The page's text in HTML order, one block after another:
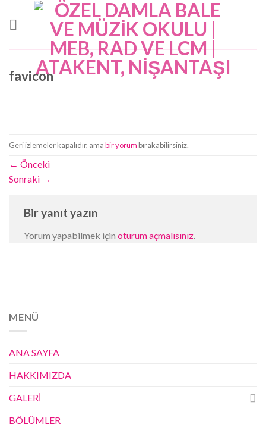
favicon
Geri izlemeler kapalıdır, amabir yorumbırakabilirsiniz.
← Önceki
Sonraki →
Bir yanıt yazın
Yorum yapabilmek için oturum açmalısınız.
MENÜ
ANA SAYFA
HAKKIMIZDA
GALERİ
BÖLÜMLER